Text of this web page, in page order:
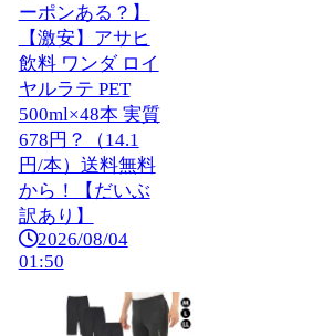
ーポンある？】
【激安】アサヒ
飲料 ワンダ ロイ
ヤルラテ PET
500ml×48本 実質
678円？（14.1
円/本）送料無料
から！【だいぶ
訳あり】
2026/08/04
01:50